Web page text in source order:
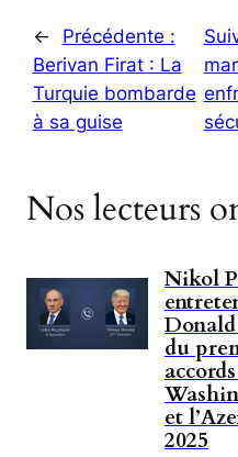
←
Précédente :
Berivan Firat : La
Turquie bombarde
à sa guise
Nos lecteurs
Nikol
du
et
2025